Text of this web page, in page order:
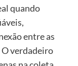
quando
entre as
O verdadeiro